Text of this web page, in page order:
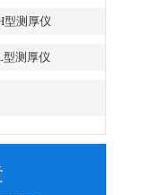
型测厚仪
型测厚仪